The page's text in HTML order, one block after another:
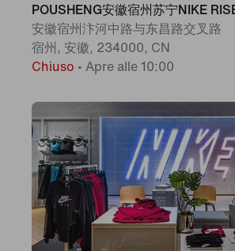
POUSHENG安徽宿州苏宁NIKE
安徽宿州汴河中路与东昌路交叉路
宿州, 安徽, 234000, CN
Chiuso • Apre alle 10:00